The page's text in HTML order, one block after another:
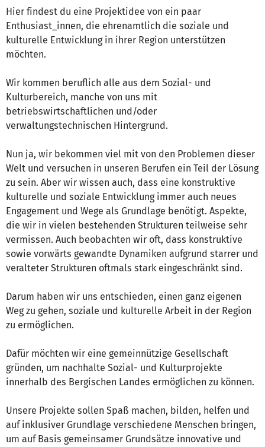
Hier findest du eine Projektidee von ein paar
Enthusiast_innen, die ehrenamtlich die soziale und
kulturelle Entwicklung in ihrer Region unterstützen
möchten.
Wir kommen beruflich alle aus dem Sozial- und
Kulturbereich, manche von uns mit
betriebswirtschaftlichen und/oder
verwaltungstechnischen Hintergrund.
Nun ja, wir bekommen viel mit von den Problemen dieser
Welt und versuchen in unseren Berufen ein Teil der Lösung
zu sein. Aber wir wissen auch, dass eine konstruktive
kulturelle und soziale Entwicklung immer auch neues
Engagement und Wege als Grundlage benötigt. Aspekte,
die wir in vielen bestehenden Strukturen teilweise sehr
vermissen. Auch beobachten wir oft, dass konstruktive
sowie vorwärts gewandte Dynamiken aufgrund starrer und
veralteter Strukturen oftmals stark eingeschränkt sind.
Darum haben wir uns entschieden, einen ganz eigenen
Weg zu gehen, soziale und kulturelle Arbeit in der Region
zu ermöglichen.
Dafür möchten wir eine gemeinnützige Gesellschaft
gründen, um nachhalte Sozial- und Kulturprojekte
innerhalb des Bergischen Landes ermöglichen zu können.
Unsere Projekte sollen Spaß machen, bilden, helfen und
auf inklusiver Grundlage verschiedene Menschen bringen,
um auf Basis gemeinsamer Grundsätze innovative und